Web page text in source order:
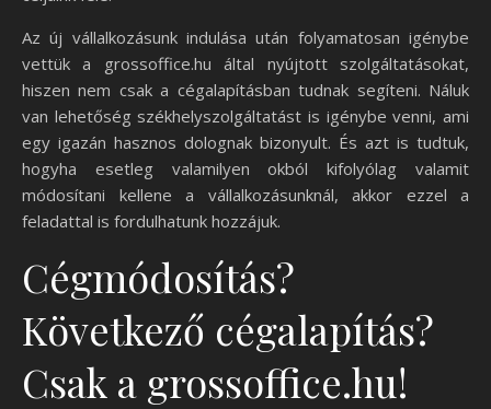
Az új vállalkozásunk indulása után folyamatosan igénybe
vettük a grossoffice.hu által nyújtott szolgáltatásokat,
hiszen nem csak a cégalapításban tudnak segíteni. Náluk
van lehetőség székhelyszolgáltatást is igénybe venni, ami
egy igazán hasznos dolognak bizonyult. És azt is tudtuk,
hogyha esetleg valamilyen okból kifolyólag valamit
módosítani kellene a vállalkozásunknál, akkor ezzel a
feladattal is fordulhatunk hozzájuk.
Cégmódosítás?
Következő cégalapítás?
Csak a grossoffice.hu!